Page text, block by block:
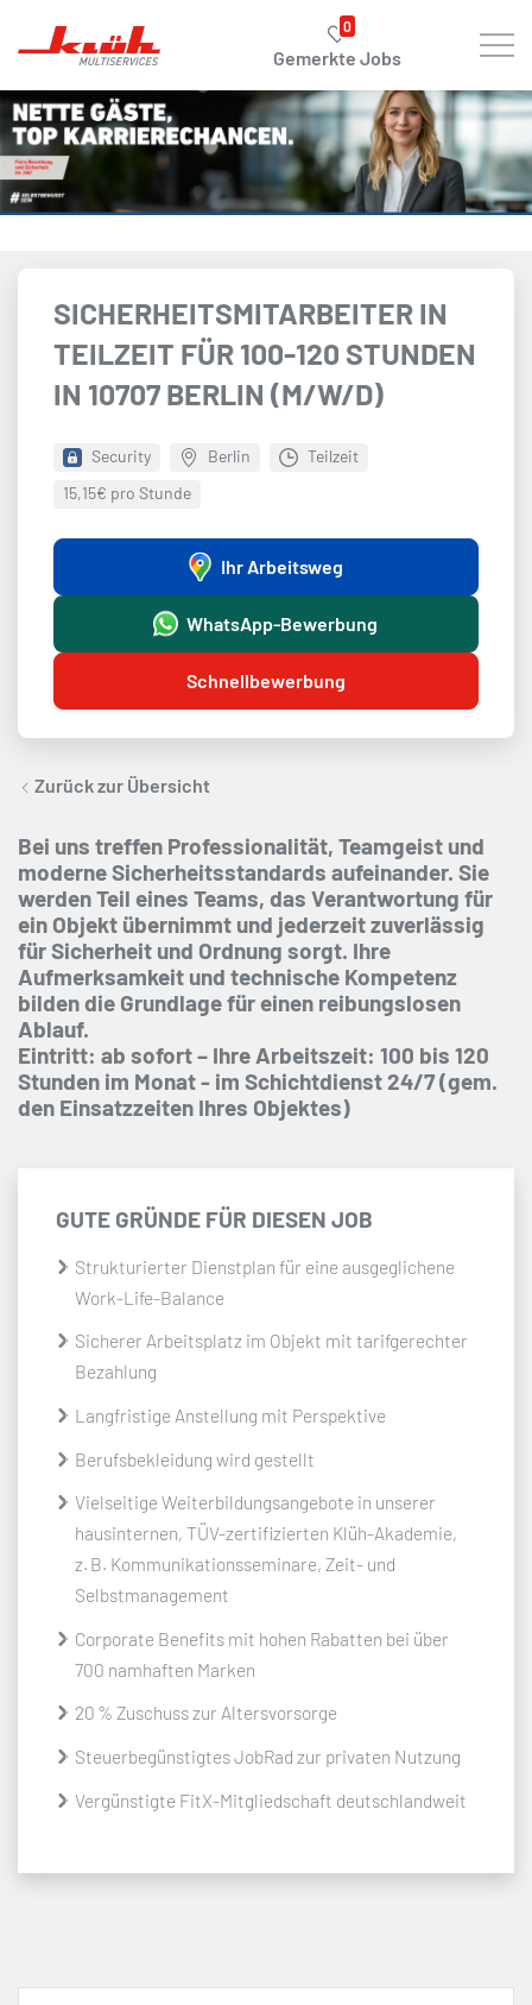
0
Gemerkte Jobs
SICHERHEITSMITARBEITER IN
TEILZEIT FÜR 100-120 STUNDEN
IN 10707 BERLIN (M/W/D)
Security Berlin
Teilzeit
15,15€ pro Stunde
Ihr Arbeitsweg
WhatsApp-Bewerbung
Schnellbewerbung
Zurück zur Übersicht
Bei uns treffen Professionalität, Teamgeist und
moderne Sicherheitsstandards aufeinander. Sie
werden Teil eines Teams, das Verantwortung für
ein Objekt übernimmt und jederzeit zuverlässig
für Sicherheit und Ordnung sorgt. Ihre
Aufmerksamkeit und technische Kompetenz
bilden die Grundlage für einen reibungslosen
Ablauf.
Eintritt: ab sofort – Ihre Arbeitszeit: 100 bis 120
Stunden im Monat - im Schichtdienst 24/7 (gem.
den Einsatzzeiten Ihres Objektes)
GUTE GRÜNDE FÜR DIESEN JOB
Strukturierter Dienstplan für eine ausgeglichene
Work-Life-Balance
Sicherer Arbeitsplatz im Objekt mit tarifgerechter
Bezahlung
Langfristige Anstellung mit Perspektive
Berufsbekleidung wird gestellt
Vielseitige Weiterbildungsangebote in unserer
hausinternen, TÜV-zertifizierten Klüh-Akademie,
z. B. Kommunikationsseminare, Zeit- und
Selbstmanagement
Corporate Benefits mit hohen Rabatten bei über
700 namhaften Marken
20 % Zuschuss zur Altersvorsorge
Steuerbegünstigtes JobRad zur privaten Nutzung
Vergünstigte FitX-Mitgliedschaft deutschlandweit